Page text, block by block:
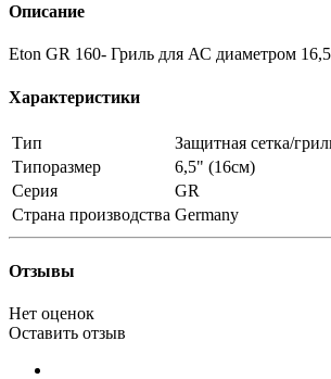
Описание
Eton GR 160- Гриль для АС диаметром
Характеристики
Тип
Защитная сетка/
Типоразмер
6,5" (16см)
Серия
GR
Страна производства Germany
Отзывы
Нет оценок
Оставить отзыв